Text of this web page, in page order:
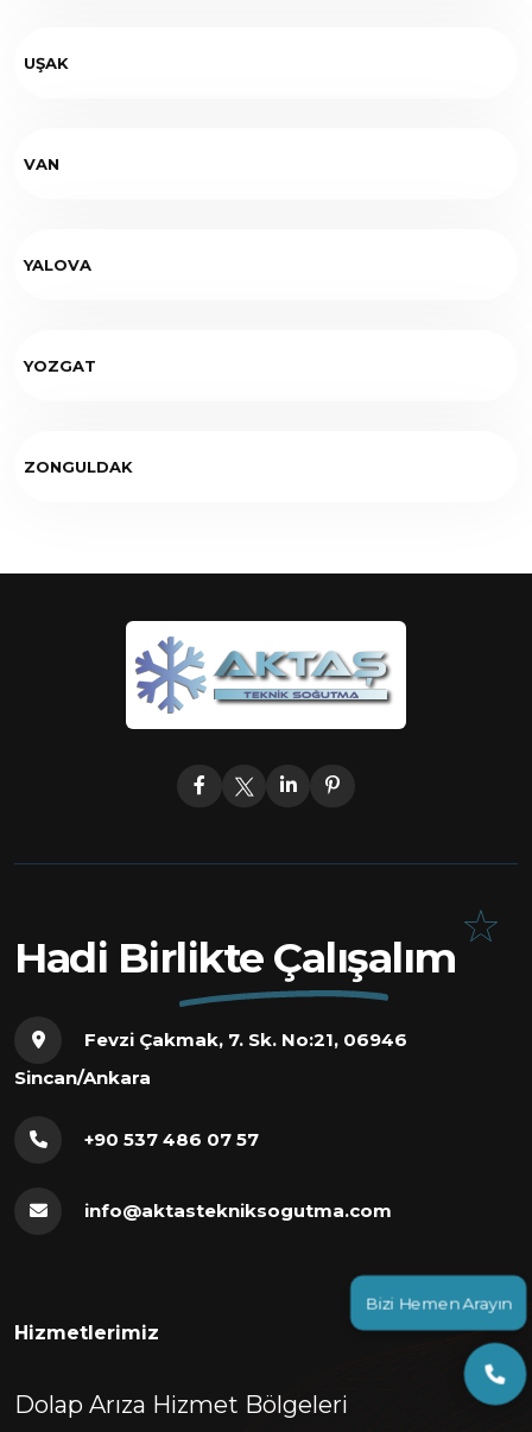
Bizi Hemen Arayın
UŞAK
VAN
YALOVA
YOZGAT
ZONGULDAK
Hadi Birlikte Çalışalım
Fevzi Çakmak, 7. Sk. No:21, 06946
Sincan/Ankara
+90 537 486 07 57
info@aktastekniksogutma.com
Hizmetlerimiz
Dolap Arıza Hizmet Bölgeleri